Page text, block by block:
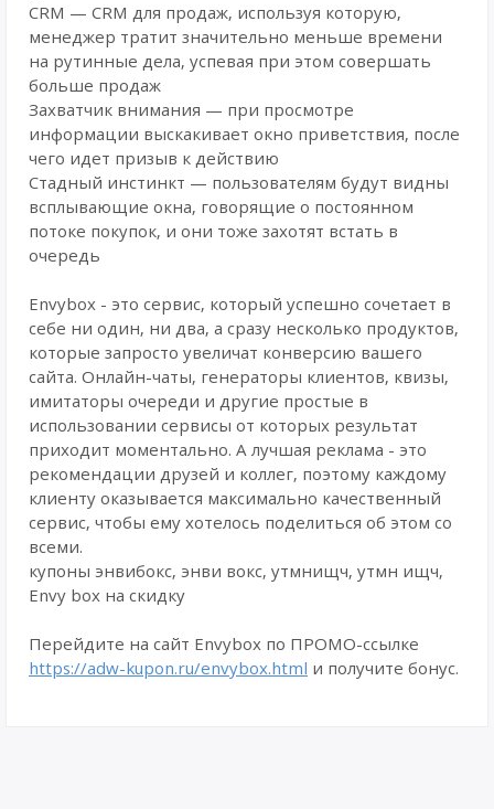
CRM — CRM для продаж, используя которую,
менеджер тратит значительно меньше времени
на рутинные дела, успевая при этом совершать
больше продаж
Захватчик внимания — при просмотре
информации выскакивает окно приветствия, после
чего идет призыв к действию
Стадный инстинкт — пользователям будут видны
всплывающие окна, говорящие о постоянном
потоке покупок, и они тоже захотят встать в
очередь
Envybox - это сервис, который успешно сочетает в
себе ни один, ни два, а сразу несколько продуктов,
которые запросто увеличат конверсию вашего
сайта. Онлайн-чаты, генераторы клиентов, квизы,
имитаторы очереди и другие простые в
использовании сервисы от которых результат
приходит моментально. А лучшая реклама - это
рекомендации друзей и коллег, поэтому каждому
клиенту оказывается максимально качественный
сервис, чтобы ему хотелось поделиться об этом со
всеми.
купоны энвибокс, энви вокс, утмнищч, утмн ищч,
Envy box на скидку
Перейдите на сайт Envybox по ПРОМО-ссылке
https://adw-kupon.ru/envybox.html и получите бонус.